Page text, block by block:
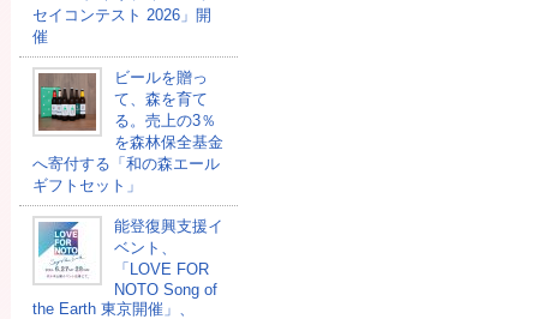
セイコンテスト 2026」開
催
ビールを贈っ
て、森を育て
る。売上の3％
を森林保全基金
へ寄付する「和の森エール
ギフトセット」
能登復興支援イ
ベント、
「LOVE FOR
NOTO Song of
the Earth 東京開催」、